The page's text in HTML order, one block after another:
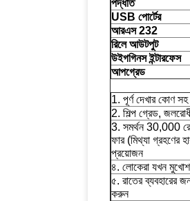
পদ্ধতি
USB পোর্টের
আরএস 232
রিলে আউটপুট
উইগগিনস ইন্টারফেস
আপগ্রেড
1. পূর্ণ দেখার কোণ
2. শিল্প গ্রেড,
3. সমর্থন 30,000
ফার (মিথ্যা
প্রয়োজন
৪. লোকেরা যখন মুখোশ
৫. রাতের ব্যবহারের
করুন